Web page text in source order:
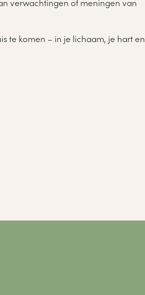
verwachtingen of meningen van
te komen – in je lichaam, je hart en